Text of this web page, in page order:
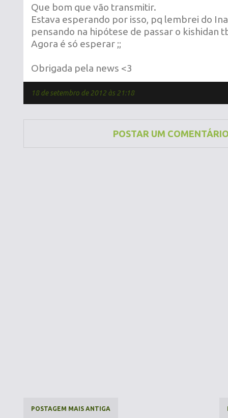
Que bom que vão transmitir.
Estava esperando por isso, pq lembrei do
pensando na hipótese de passar o kishidan
Agora é só esperar ;;
Obrigada pela news <3
18 de setembro de 2012 às 21:18
POSTAR UM
POSTAGEM MAIS ANTIGA